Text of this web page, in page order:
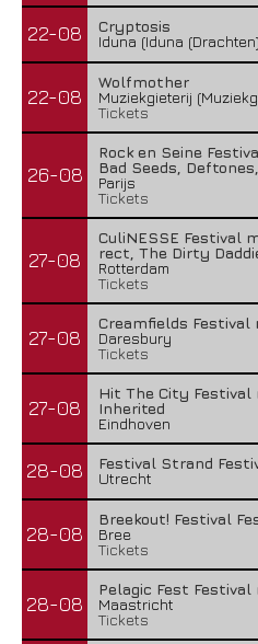
22-08
Cryptosis
Iduna (Iduna
22-08
Wolfmother
Muziekgieterij
Tickets
26-08
Rock en Seine
Bad Seeds,
Parijs
Tickets
27-08
CuliNESSE Festival
rect, The Dirty
Rotterdam
Tickets
27-08
Creamfields Festival
Daresbury
Tickets
27-08
Hit The City Festival
Inherited
Eindhoven
28-08
Festival Strand
Utrecht
28-08
Breekout! Festival
Bree
Tickets
28-08
Pelagic Fest Festival
Maastricht
Tickets